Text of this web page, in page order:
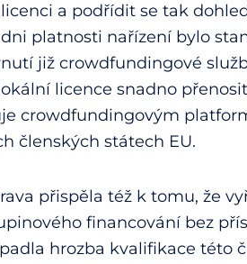
a podřídit se tak
platnosti nařízení bylo
již crowdfundingové
licence snadno
crowdfundingovým
členských státech EU.
přispěla též k tomu, že
financování bez
hrozba kvalifikace této